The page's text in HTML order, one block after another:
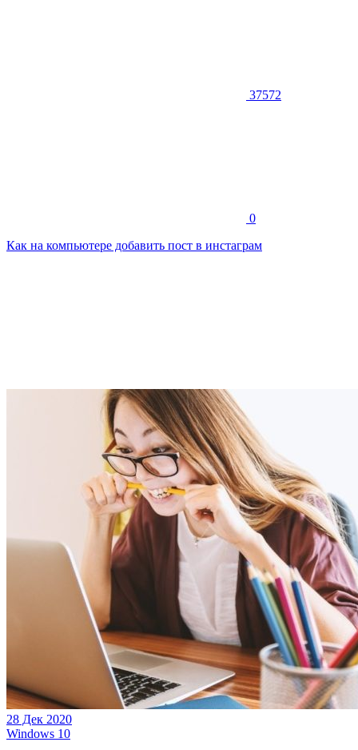
37572
0
Как на компьютере добавить пост в инстаграм
28 Дек 2020
Windows 10